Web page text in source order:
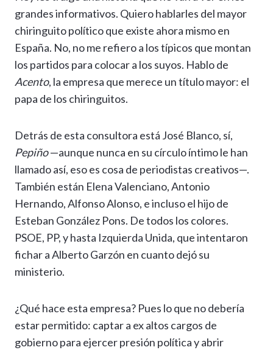
s
A
p
p
gr
a
m
b
o
o
k
dI
n
n
g
er
l
y
Li
n
k
p
ar
r
grandes informativos. Quiero hablarles del mayor
chiringuito político que existe ahora mismo en
España. No, no me refiero a los típicos que montan
los partidos para colocar a los suyos. Hablo de
Acento, la empresa que merece un título mayor: el
papa de los chiringuitos.
Detrás de esta consultora está José Blanco, sí,
Pepiño—aunque nunca en su círculo íntimo le han
llamado así, eso es cosa de periodistas creativos—.
También están Elena Valenciano, Antonio
Hernando, Alfonso Alonso, e incluso el hijo de
Esteban González Pons. De todos los colores.
PSOE, PP, y hasta Izquierda Unida, que intentaron
fichar a Alberto Garzón en cuanto dejó su
ministerio.
¿Qué hace esta empresa? Pues lo que no debería
estar permitido: captar a ex altos cargos de
gobierno para ejercer presión política y abrir